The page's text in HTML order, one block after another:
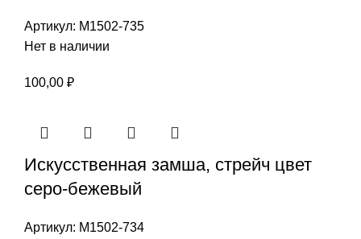
Артикул: М1502-735
Нет в наличии
100,00 ₽
Искусственная замша, стрейч цвет
серо-бежевый
Артикул: М1502-734